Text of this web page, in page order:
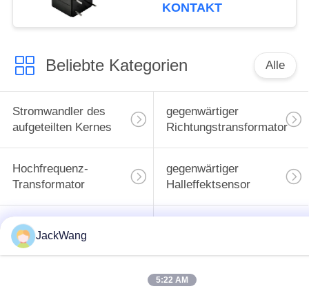
KONTAKT
Beliebte Kategorien Alle
Stromwandler des
aufgeteilten Kernes
gegenwärtiger
Richtungstransformator
Hochfrequenz-
Transformator
gegenwärtiger
Halleffektsensor
BAD Energie-
Induktor
hohe gegenwärtige
JackWang
5:22 AM